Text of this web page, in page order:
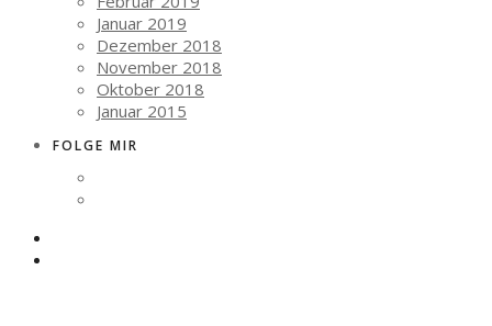
Januar 2019
Dezember 2018
November 2018
Oktober 2018
Januar 2015
FOLGE MIR